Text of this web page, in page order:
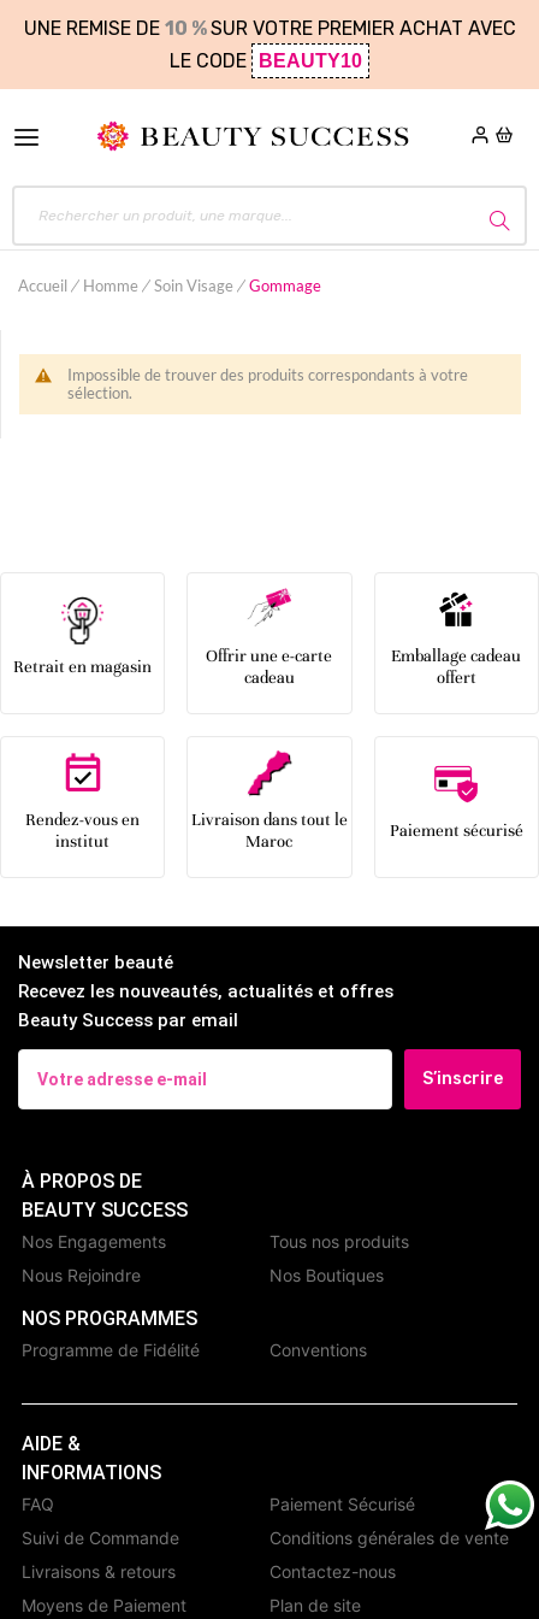
UNE REMISE DE 10 %SUR VOTRE PREMIER ACHAT AVEC
LE CODE
BEAUTY10
Accueil Homme Soin Visage Gommage
Impossible de trouver des produits correspondants à votre
sélection.
Retrait en magasin
Offrir une e-carte
cadeau
Emballage cadeau
offert
Rendez-vous en
institut
Livraison dans tout le
Maroc
Paiement sécurisé
Newsletter beauté
Recevez les nouveautés, actualités et offres
Beauty Success par email
S’inscrire
À PROPOS DE
BEAUTY SUCCESS
Nos Engagements
Nous Rejoindre
Tous nos produits
Nos Boutiques
NOS PROGRAMMES
Programme de Fidélité Conventions
AIDE &
INFORMATIONS
FAQ
Suivi de Commande
Livraisons & retours
Moyens de Paiement
Paiement Sécurisé
Conditions générales de vente
Contactez-nous
Plan de site